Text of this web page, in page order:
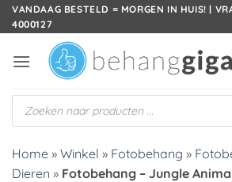
Ga
naar
VANDAAG BESTELD = MORGEN IN HUIS! |
4000127
Producten
zoeken
Home » Winkel » Fotobehang »
Dieren » Fotobehang – Jungle